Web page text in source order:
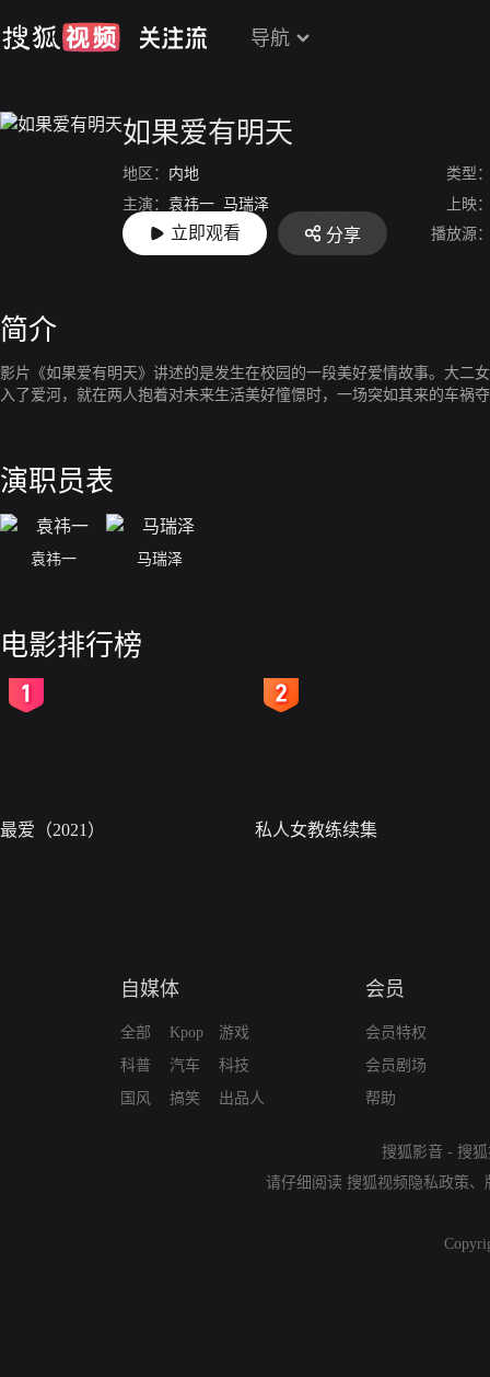
导航
如果爱有明天
地区： 内地
类型
主演： 袁祎一 马瑞泽
上映
导演： 汪子岚
立即观看 分享 播放源
简介
影片《如果爱有明天》讲述的是发生在校园的一段美好爱情故事。大二
入了爱河，就在两人抱着对未来生活美好憧憬时，一场突如其来的车祸
演职员表
袁祎一 马瑞泽
电影排行榜
最爱（2021） 私人女教练续集
自媒体
全部
科普
国风
Kpop
汽车
搞笑
游戏
科技
出品人
会员
会员特权
会员剧场
帮助
搜狐影音 - 搜
请仔细阅读 搜狐视频隐私政策、